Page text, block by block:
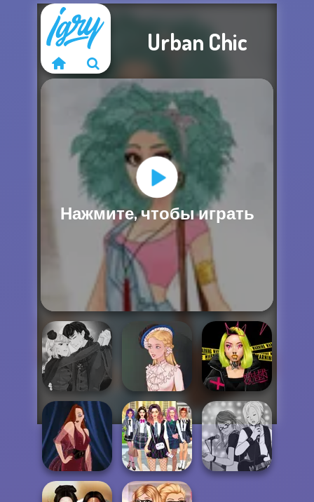
Извините, эта
игра недоступна
Urban Chic
Нажмите, чтобы играть
Manga Creator
Vampire Hunter
P...
Victorian Alice
Urban Glam
Warriors